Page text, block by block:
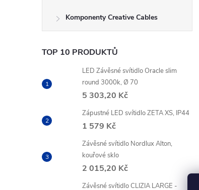
Komponenty Creative Cables
TOP 10 PRODUKTŮ
LED Závěsné svítidlo Oracle slim
round 3000k, Ø 70
5 303,20 Kč
Zápustné LED svítidlo ZETA XS, IP44
1 579 Kč
Závěsné svítidlo Nordlux Alton,
kouřové sklo
2 015,20 Kč
Závěsné svítidlo CLIZIA LARGE -